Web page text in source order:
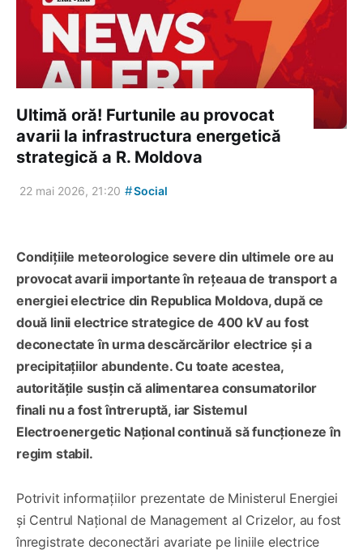
Ultimă oră! Furtunile au provocat
avarii la infrastructura energetică
strategică a R. Moldova
22 mai 2026, 21:20 #Social
Condițiile meteorologice severe din ultimele ore au
provocat avarii importante în rețeaua de transport a
energiei electrice din Republica Moldova, după ce
două linii electrice strategice de 400 kV au fost
deconectate în urma descărcărilor electrice și a
precipitațiilor abundente. Cu toate acestea,
autoritățile susțin că alimentarea consumatorilor
finali nu a fost întreruptă, iar Sistemul
Electroenergetic Național continuă să funcționeze în
regim stabil.
Potrivit informațiilor prezentate de Ministerul Energiei
și Centrul Național de Management al Crizelor, au fost
înregistrate deconectări avariate pe liniile electrice